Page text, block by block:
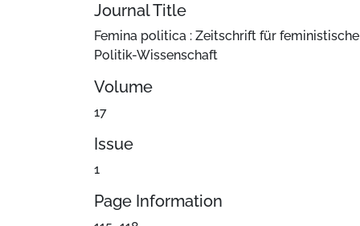
Journal Title
Femina politica : Zeitschrift für feministische
Politik-Wissenschaft
Volume
17
Issue
1
Page Information